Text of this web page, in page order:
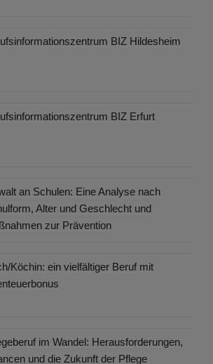
BIZ Hildesheim
BIZ Erfurt
an Schulen: Eine Analyse nach
Alter und Geschlecht und
zur Prävention
Köchin: ein vielfältiger Beruf mit
im Wandel: Herausforderungen,
und die Zukunft der Pflege